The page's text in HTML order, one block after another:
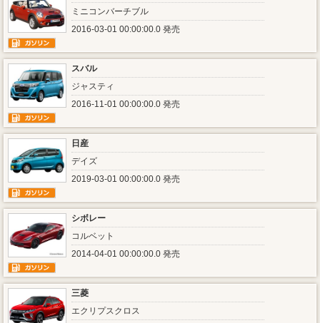
ミニコンバーチブル
2016-03-01 00:00:00.0 発売
スバル
ジャスティ
2016-11-01 00:00:00.0 発売
日産
デイズ
2019-03-01 00:00:00.0 発売
シボレー
コルベット
2014-04-01 00:00:00.0 発売
三菱
エクリプスクロス